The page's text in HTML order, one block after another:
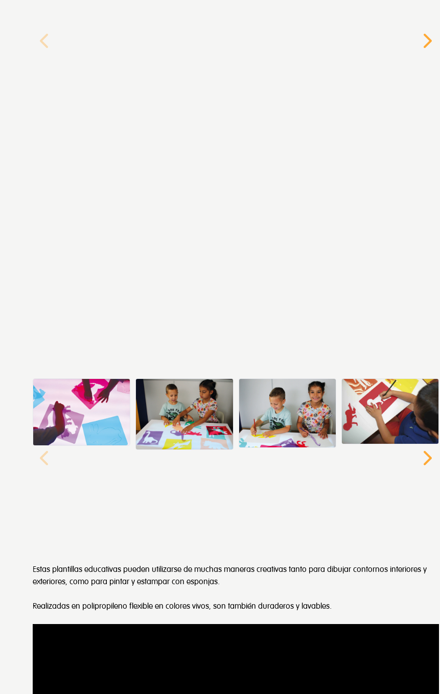
Estas plantillas educativas pueden utilizarse de muchas maneras creativas tanto para dibujar contornos interiores y
exteriores, como para pintar y estampar con esponjas.
Realizadas en polipropileno flexible en colores vivos, son también duraderos y lavables.